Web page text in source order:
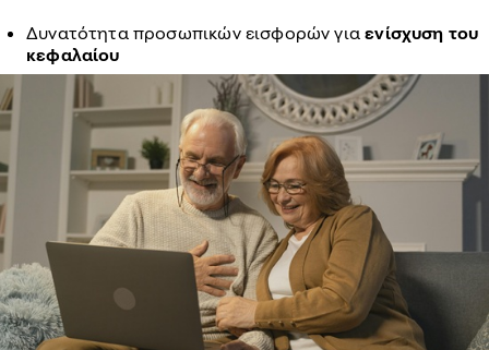
Δυνατότητα προσωπικών εισφορών γιαενίσχυση του
κεφαλαίου